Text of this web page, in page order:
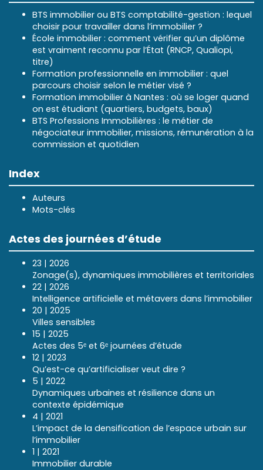
BTS immobilier ou BTS comptabilité-gestion : lequel
choisir pour travailler dans l’immobilier ?
École immobilier : comment vérifier qu’un diplôme
est vraiment reconnu par l’État (RNCP, Qualiopi,
titre)
Formation professionnelle en immobilier : quel
parcours choisir selon le métier visé ?
Formation immobilier à Nantes : où se loger quand
on est étudiant (quartiers, budgets, baux)
BTS Professions Immobilières : le métier de
négociateur immobilier, missions, rémunération à la
commission et quotidien
Index
Auteurs
Mots-clés
Actes des journées d’étude
23 | 2026
Zonage(s), dynamiques immobilières et territoriales
22 | 2026
Intelligence artificielle et métavers dans l’immobilier
20 | 2025
Villes sensibles
15 | 2025
Actes des 5ᵉ et 6ᵉ journées d’étude
12 | 2023
Qu’est-ce qu’artificialiser veut dire ?
5 | 2022
Dynamiques urbaines et résilience dans un
contexte épidémique
4 | 2021
L’impact de la densification de l’espace urbain sur
l’immobilier
1 | 2021
Immobilier durable